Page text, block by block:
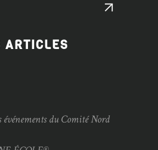
ARTICLES
événements du Comité Nord